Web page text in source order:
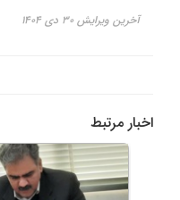
آخرین ویرایش ۳۰ دی ۱۴۰۴
اخبار مرتبط